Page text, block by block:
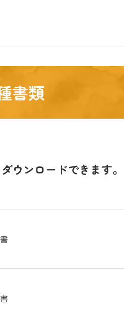
お仕事をお探しの方
書類
ダウンロードできます。